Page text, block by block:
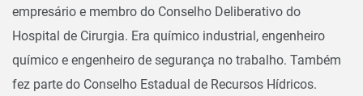
empresário e membro do Conselho Deliberativo do
Hospital de Cirurgia. Era químico industrial, engenheiro
químico e engenheiro de segurança no trabalho. Também
fez parte do Conselho Estadual de Recursos Hídricos.